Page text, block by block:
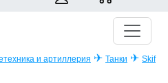
и артиллерия ✈ Танки ✈ Skif